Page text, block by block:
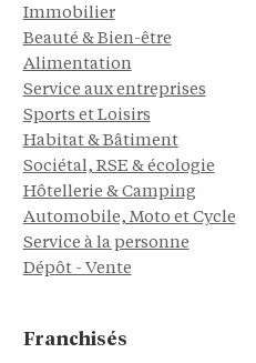
Immobilier
Beauté & Bien-être
Alimentation
Service aux entreprises
Sports et Loisirs
Habitat & Bâtiment
Sociétal, RSE & écologie
Hôtellerie & Camping
Automobile, Moto et Cycle
Service à la personne
Dépôt - Vente
Franchisés